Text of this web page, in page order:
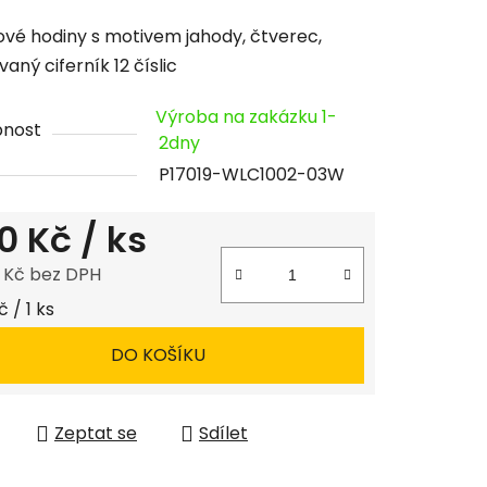
hodiny s motivem jahody, čtverec,
ciferník 12 číslic
Výroba na zakázku 1-
2dny
P17019-WLC1002-03W
Kč / ks
Kč bez DPH
cena:
/ 1 ks
DO KOŠÍKU
Zeptat se Sdílet